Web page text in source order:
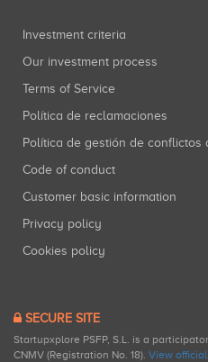
Investment criteria
Our investment process
Terms of Service
Política de reclamaciones
Política de gestión de conflictos
Code of conduct
Customer basic information
Privacy policy
Cookies policy
SECURE SITE
Startupxplore PSFP, S.L. is a
CNMV (Registration No. 18). View